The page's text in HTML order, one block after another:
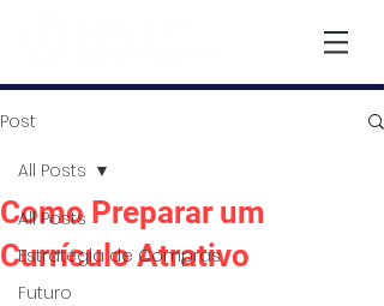
Post
All Posts
Estratégia de Compras
Futuro
All Posts
Como Preparar um
Currículo Atrativo